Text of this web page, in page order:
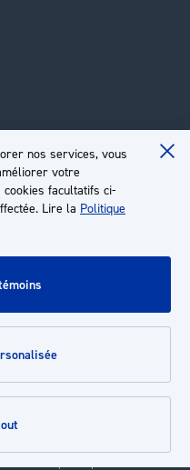
nos services, vous
votre
cookies facultatifs ci-
Lire la Politique